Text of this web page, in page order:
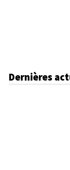
Dernières